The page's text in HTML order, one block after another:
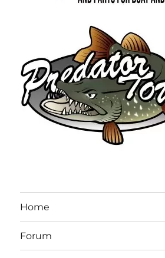
Home
Forum